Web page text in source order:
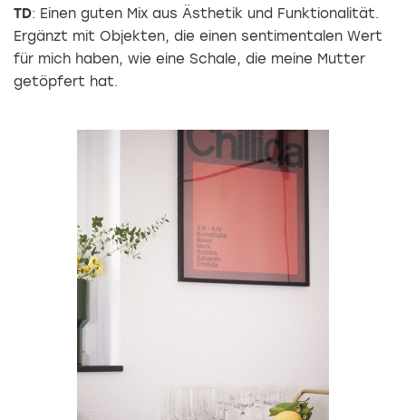
TD: Einen guten Mix aus Ästhetik und Funktionalität.
Ergänzt mit Objekten, die einen sentimentalen Wert
für mich haben, wie eine Schale, die meine Mutter
getöpfert hat.